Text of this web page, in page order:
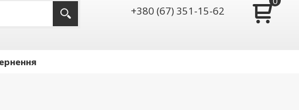
+380 (67) 351-15-62